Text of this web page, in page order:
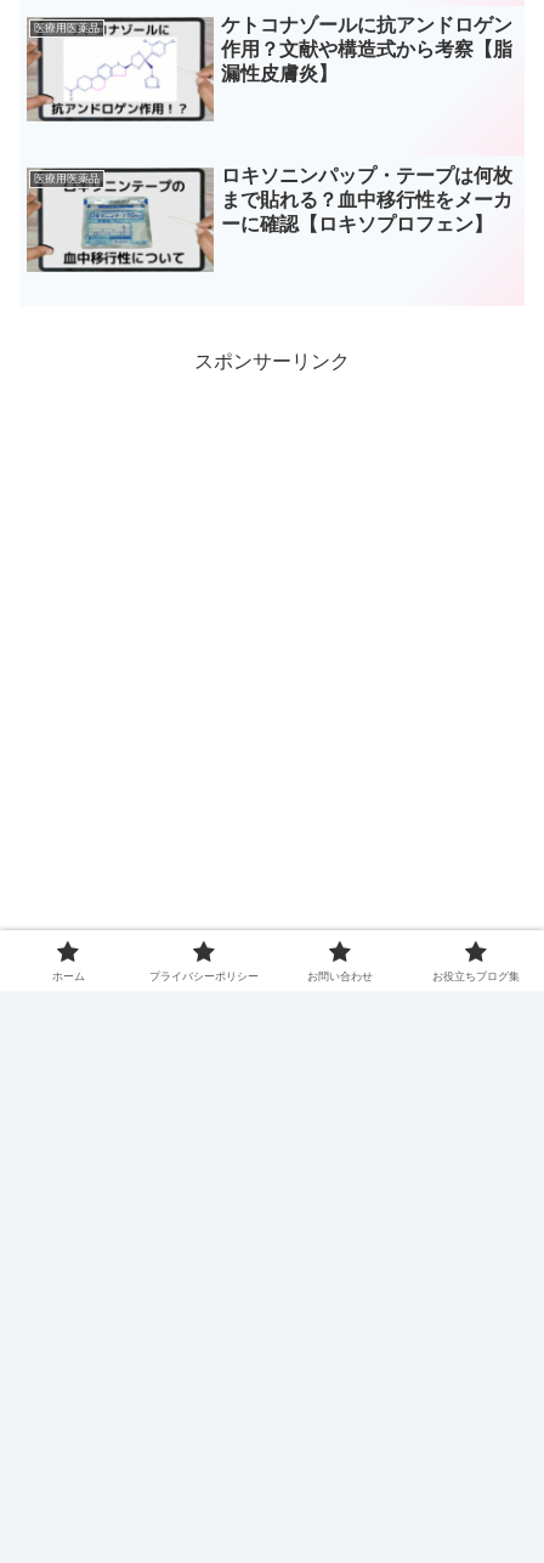
医療用医薬品
ケトコナゾールに抗アンドロゲン
作用？文献や構造式から考察【脂
漏性皮膚炎】
医療用医薬品
ロキソニンパップ・テープは何枚
まで貼れる？血中移行性をメーカ
ーに確認【ロキソプロフェン】
スポンサーリンク
コメント
ホーム プライバシーポリシー お問い合わせ お役立ちブログ集